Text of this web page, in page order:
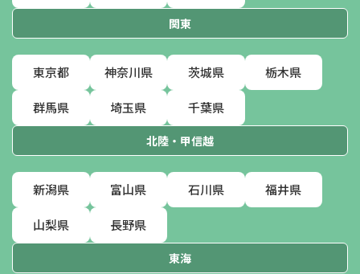
関東
東京都 神奈川県 茨城県 栃木県
群馬県 埼玉県 千葉県
北陸・甲信越
新潟県 富山県 石川県 福井県
山梨県 長野県
東海